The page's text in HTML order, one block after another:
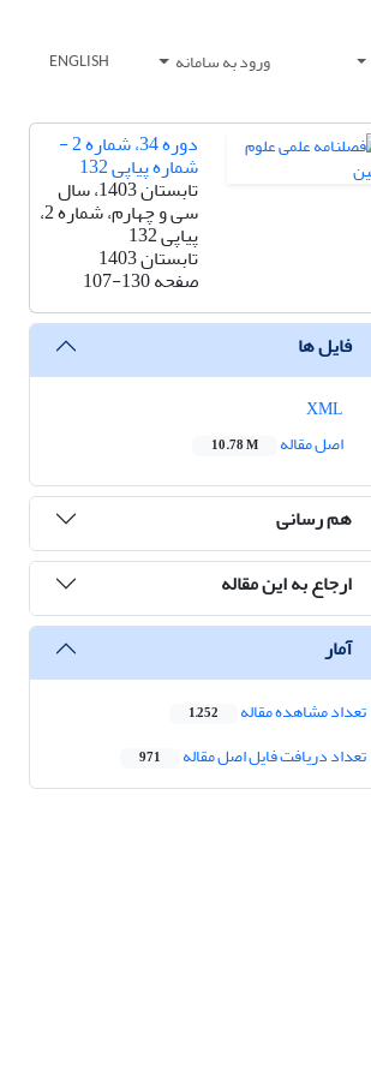
ورود به سامانه ENGLISH
دوره 34، شماره 2 -
شماره پیاپی 132
تابستان 1403، سال
سی و چهارم، شماره 2،
پیاپی 132
تابستان 1403
صفحه107-130
فایل ها
اصل مقاله
10.78 M
هم رسانی
ارجاع به این مقاله
آمار
تعداد مشاهده مقاله 1,252
تعداد دریافت فایل اصل مقاله 971